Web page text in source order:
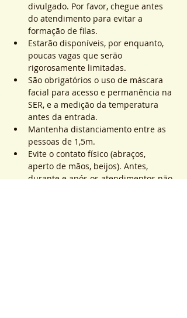
divulgado. Por favor, chegue antes
do atendimento para evitar a
formação de filas.
Estarão disponíveis, por enquanto,
poucas vagas que serão
rigorosamente limitadas.
São obrigatórios o uso de máscara
facial para acesso e permanência na
SER, e a medição da temperatura
antes da entrada.
Mantenha distanciamento entre as
pessoas de 1,5m.
Evite o contato físico (abraços,
aperto de mãos, beijos). Antes,
durante e após os atendimentos não